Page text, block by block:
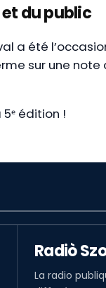
du public
a été
sur une
édition !
Radiò
La radio